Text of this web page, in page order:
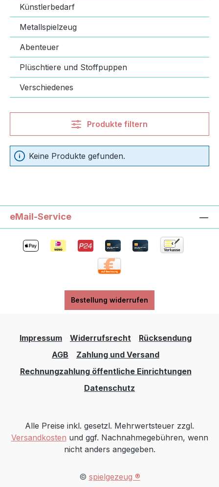
Künstlerbedarf
Metallspielzeug
Abenteuer
Plüschtiere und Stoffpuppen
Verschiedenes
Produkte filtern
Keine Produkte gefunden.
eMail-Service
Bestellung widerrufen
Impressum Widerrufsrecht
Rücksendung
AGB
Zahlung und Versand
Rechnungzahlung öffentliche Einrichtungen
Datenschutz
Alle Preise inkl. gesetzl. Mehrwertsteuer zzgl.
Versandkosten und ggf. Nachnahmegebühren, wenn
nicht anders angegeben.
© spielgezeug ®